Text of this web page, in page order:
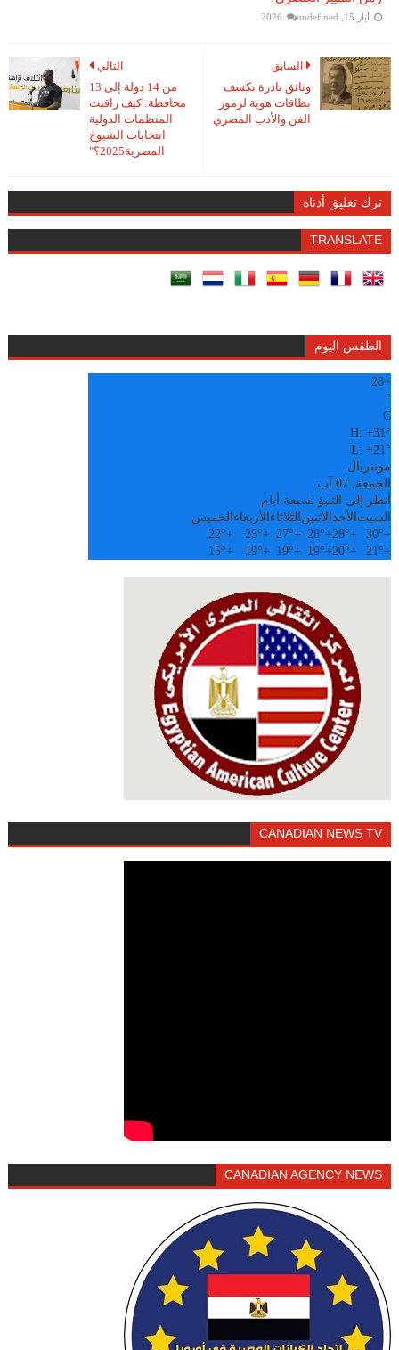
أيار 15, 2026 undefined
التالي
من 14 دولة إلى 13
محافظة: كيف راقبت
المنظمات الدولية
انتخابات الشيوخ
المصرية2025؟"
السابق
وثائق نادرة تكشف
بطاقات هوية لرموز
الفن والأدب المصري
ترك تعليق أدناه
TRANSLATE
الطقس اليوم
+
28
°
C
H:+31°
L:+21°
مونتريال
الجمعة, 07 آب
أنظر إلى التنبؤ لسبعة أيام
السبت الأحد الاثنين الثلاثاء الأربعاء الخميس
+
30°
+
28°
+
28°
+
27°
+
25°
+
22°
+
21°
+
20°
+
19°
+
19°
+
19°
+
15°
CANADIAN NEWS TV
CANADIAN AGENCY NEWS